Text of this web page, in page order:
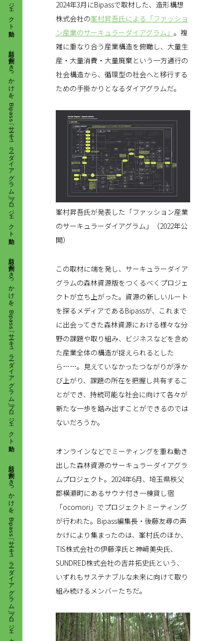
対話と共創のきっかけを。 Bipass「サーキュラーダイアグラム」プロジェクト始動
対話と共創のきっかけを。 Bipass「サーキュラーダイアグラム」プロジェクト始動
対話と共創のきっかけを。 Bipass「サーキュラーダイアグラム」プロジェクト始動
2024年3月にBipassで取材した、造形構想
株式会社の峯村昇吾氏による「ファッショ
ン産業のサーキュラーダイアグラム」 。複
雑に重なり合う産業構造を俯瞰し、大量生
産・大量消費・大量廃棄という一方通行の
社会構造から、循環型の社会へと移行する
ための手掛かりとなるダイアグラムだ。
峯村昇吾氏が発表した「ファッション産業
のサーキュラーダイアグラム」（2022年公
開）
この取材に端を発し、サーキュラーダイア
グラムの森林資源版をつくるべくプロジェ
クトが立ち上がった。資源の新しいルート
を探るメディアであるBipassが、これまで
に出会ってきた森林資源における様々な分
野の課題や取り組み、ビジネスなどを含め
た産業全体の構造が捉えられるとした
ら……。見えていなかったつながりが浮か
び上がり、課題の所在を把握し共有するこ
とができ、持続可能な社会に向けて各々が
新たな一歩を踏み出すことができるのでは
ないだろうか。
オンラインなどでミーティングを重ね動き
出した森林資源のサーキュラーダイアグラ
ムプロジェクト。2024年6月、埼玉県秩父
郡横瀬町にあるサウナ付き一棟貸し宿
「ocomori」でプロジェクトミーティング
が行われた。Bipass編集長・後藤友尋の声
かけにより集まったのは、峯村氏のほか、
TIS株式会社の伊藤淳氏と神﨑美央氏、
SUNDRED株式会社の吉井拓史氏という、
いずれもサステナブルな未来に向けて取り
組み続けるメンバーたちだ。